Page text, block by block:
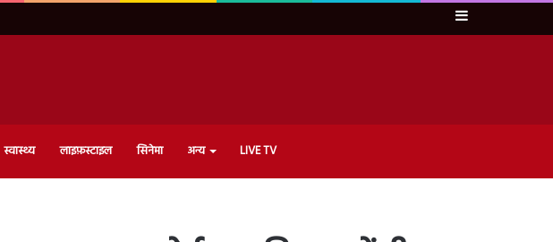
Sidebar
स्वास्थ्य लाइफ़स्टाइल सिनेमा अन्य LIVE TV